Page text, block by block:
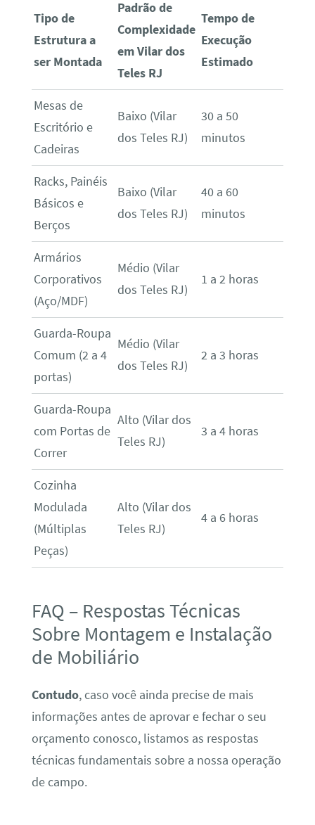
Tipo de
Estrutura a
ser Montada
Padrão de
Complexidade
em Vilar dos
Teles RJ
Tempo de
Execução
Estimado
Mesas de
Escritório e
Cadeiras
Baixo (Vilar
dos Teles RJ)
30 a 50
minutos
Racks, Painéis
Básicos e
Berços
Baixo (Vilar
dos Teles RJ)
40 a 60
minutos
Armários
Corporativos
(Aço/MDF)
Médio (Vilar
dos Teles RJ)
1 a 2 horas
Guarda-Roupa
Comum (2 a 4
portas)
Médio (Vilar
dos Teles RJ)
2 a 3 horas
Guarda-Roupa
com Portas de
Correr
Alto (Vilar dos
Teles RJ)
3 a 4 horas
Cozinha
Modulada
(Múltiplas
Peças)
Alto (Vilar dos
Teles RJ)
4 a 6 horas
FAQ – Respostas Técnicas
Sobre Montagem e Instalação
de Mobiliário
Contudo, caso você ainda precise de mais
informações antes de aprovar e fechar o seu
orçamento conosco, listamos as respostas
técnicas fundamentais sobre a nossa operação
de campo.